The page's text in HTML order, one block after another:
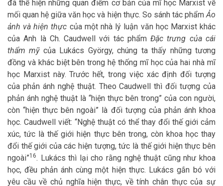
đã thể hiện những quan điểm cơ bản của mĩ học Marxist về
mối quan hệ giữa văn học và hiện thực. So sánh tác phẩmẢo
ảnh và hiện thực của một nhà lý luận văn học Marxist khác
của Anh là Ch. Caudwell với tác phẩmĐặc trưng của cái
thẩm mỹcủa Lukács György, chúng ta thấy những tương
đồng và khác biệt bên trong hệ thống mĩ học của hai nhà mĩ
học Marxist này. Trước hết, trong việc xác định đối tượng
của phản ánh nghệ thuật. Theo Caudwell thì đối tượng của
phản ánh nghệ thuật là “hiện thực bên trong” của con người,
còn “hiện thực bên ngoài” là đối tượng của phản ánh khoa
học. Caudwell viết: “Nghệ thuật có thể thay đổi thế giới cảm
xúc, tức là thế giới hiện thực bên trong, còn khoa học thay
đổi thế giới của các hiện tượng, tức là thế giới hiện thực bên
ngoài”16. Lukács thì lại cho rằng nghệ thuật cũng như khoa
học, đều phản ánh cùng một hiện thực. Lukács gắn bó với
yêu cầu về chủ nghĩa hiện thực, về tính chân thực của sự